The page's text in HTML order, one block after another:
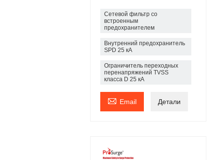
Сетевой фильтр со
встроенным
предохранителем
Внутренний предохранитель
SPD 25 кА
Ограничитель переходных
перенапряжений TVSS
класса D 25 кА
 Email Детали